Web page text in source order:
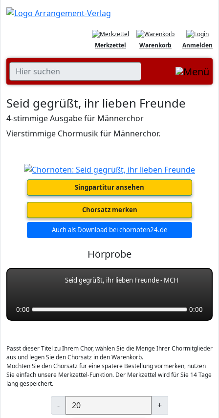
Anmelden
Warenkorb
Merkzettel
Seid gegrüßt, ihr lieben Freunde
4-stimmige Ausgabe für Männerchor
Vierstimmige Chormusik für Männerchor.
Singpartitur ansehen
Chorsatz merken
Auch als Download bei chornoten24.de
Hörprobe
Seid gegrüßt, ihr lieben Freunde - MCH
0:00 0:00
Passt dieser Titel zu Ihrem Chor, wählen Sie die Menge Ihrer Chormitglieder
aus und legen Sie den Chorsatz in den Warenkorb.
Möchten Sie den Chorsatz für eine spätere Bestellung vormerken, nutzen
Sie einfach unsere Merkzettel-Funktion. Der Merkzettel wird für Sie 14 Tage
lang gespeichert.
- +